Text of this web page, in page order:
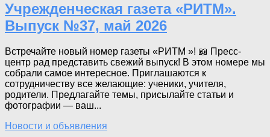
Учрежденческая газета «РИТМ».
Выпуск №37, май 2026
Встречайте новый номер газеты «РИТМ »! 📖 Пресс-
центр рад представить свежий выпуск! В этом номере мы
собрали самое интересное. Приглашаются к
сотрудничеству все желающие: ученики, учителя,
родители. Предлагайте темы, присылайте статьи и
фотографии — ваш...
Новости и объявления